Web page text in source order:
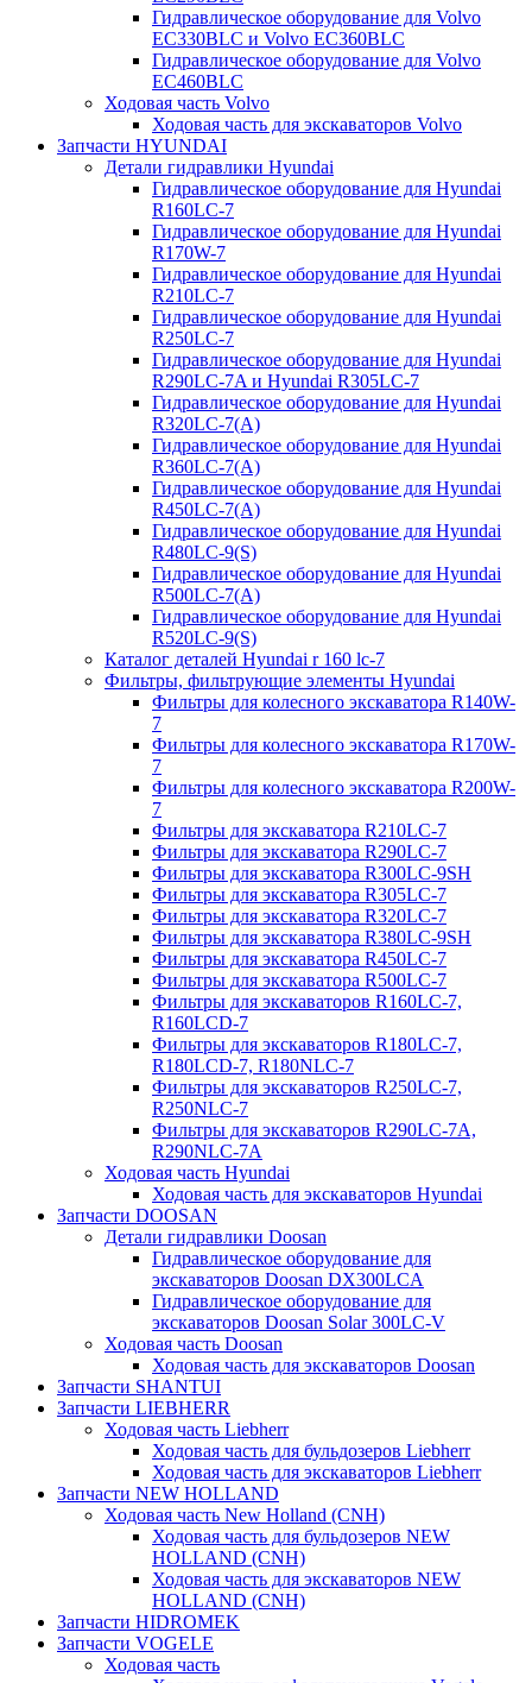
Гидравлическое оборудование для Volvo
EC330BLC и Volvo EC360BLC
Гидравлическое оборудование для Volvo
EC460BLC
Ходовая часть Volvo
Ходовая часть для экскаваторов Volvo
Запчасти HYUNDAI
Детали гидравлики Hyundai
Гидравлическое оборудование для Hyundai
R160LC-7
Гидравлическое оборудование для Hyundai
R170W-7
Гидравлическое оборудование для Hyundai
R210LC-7
Гидравлическое оборудование для Hyundai
R250LC-7
Гидравлическое оборудование для Hyundai
R290LC-7A и Hyundai R305LC-7
Гидравлическое оборудование для Hyundai
R320LC-7(A)
Гидравлическое оборудование для Hyundai
R360LC-7(A)
Гидравлическое оборудование для Hyundai
R450LC-7(A)
Гидравлическое оборудование для Hyundai
R480LC-9(S)
Гидравлическое оборудование для Hyundai
R500LC-7(A)
Гидравлическое оборудование для Hyundai
R520LC-9(S)
Каталог деталей Hyundai r 160 lc-7
Фильтры, фильтрующие элементы Hyundai
Фильтры для колесного экскаватора R140W-
7
Фильтры для колесного экскаватора R170W-
7
Фильтры для колесного экскаватора R200W-
7
Фильтры для экскаватора R210LC-7
Фильтры для экскаватора R290LC-7
Фильтры для экскаватора R300LC-9SH
Фильтры для экскаватора R305LC-7
Фильтры для экскаватора R320LC-7
Фильтры для экскаватора R380LC-9SH
Фильтры для экскаватора R450LC-7
Фильтры для экскаватора R500LC-7
Фильтры для экскаваторов R160LC-7,
R160LCD-7
Фильтры для экскаваторов R180LC-7,
R180LCD-7, R180NLC-7
Фильтры для экскаваторов R250LC-7,
R250NLC-7
Фильтры для экскаваторов R290LC-7A,
R290NLC-7A
Ходовая часть Hyundai
Ходовая часть для экскаваторов Hyundai
Запчасти DOOSAN
Детали гидравлики Doosan
Гидравлическое оборудование для
экскаваторов Doosan DX300LCA
Гидравлическое оборудование для
экскаваторов Doosan Solar 300LC-V
Ходовая часть Doosan
Ходовая часть для экскаваторов Doosan
Запчасти SHANTUI
Запчасти LIEBHERR
Ходовая часть Liebherr
Ходовая часть для бульдозеров Liebherr
Ходовая часть для экскаваторов Liebherr
Запчасти NEW HOLLAND
Ходовая часть New Holland (CNH)
Ходовая часть для бульдозеров NEW
HOLLAND (CNH)
Ходовая часть для экскаваторов NEW
HOLLAND (CNH)
Запчасти HIDROMEK
Запчасти VOGELE
Ходовая часть